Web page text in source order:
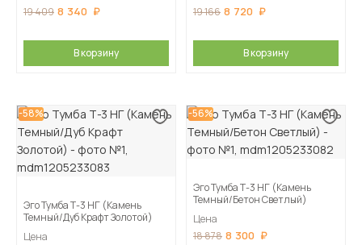
19 409 8 340
В корзину
19 166 8 720
В корзину
-58%
Эго Тумба Т-3 НГ (Камень
Темный/Дуб Крафт Золотой)
Цена
-56%
Эго Тумба Т-3 НГ (Камень
Темный/Бетон Светлый)
Цена
18 878 8 300